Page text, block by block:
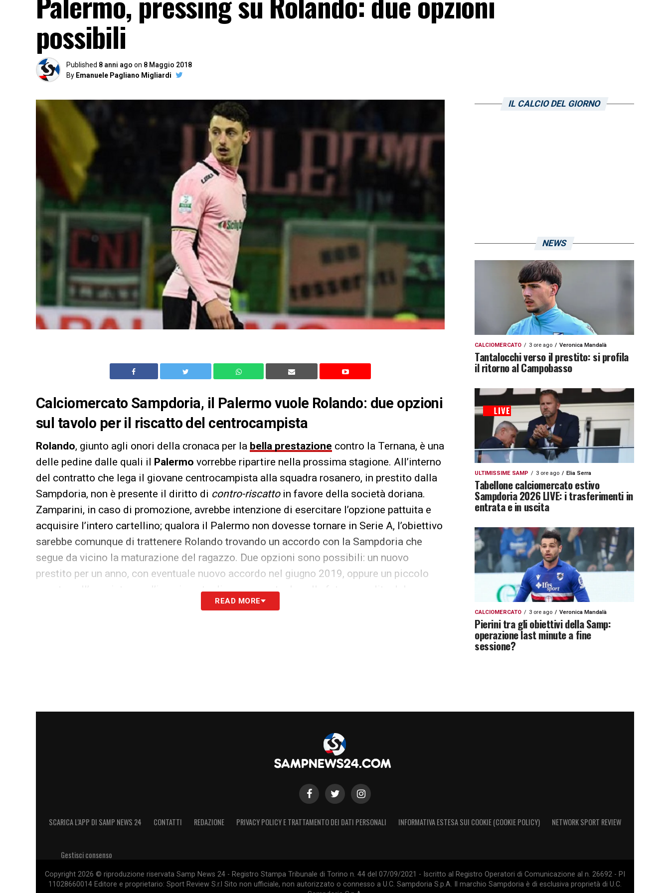
possibili
Published 8 anni ago on 8 Maggio 2018
By Emanuele Pagliano Migliardi
Calciomercato Sampdoria, il Palermo vuole Rolando: due opzioni
sul tavolo per il riscatto del centrocampista
Rolando, giunto agli onori della cronaca per la bella prestazione contro la Ternana, è una
delle pedine dalle quali il Palermo vorrebbe ripartire nella prossima stagione. All’interno
del contratto che lega il giovane centrocampista alla squadra rosanero, in prestito dalla
Sampdoria, non è presente il diritto di contro-riscattoin favore della società doriana.
Zamparini, in caso di promozione, avrebbe intenzione di esercitare l’opzione pattuita e
acquisire l’intero cartellino; qualora il Palermo non dovesse tornare in Serie A, l’obiettivo
sarebbe comunque di trattenere Rolando trovando un accordo con la Sampdoria che
segue da vicino la maturazione del ragazzo. Due opzioni sono possibili: un nuovo
prestito per un anno, con eventuale nuovo accordo nel giugno 2019, oppure un piccolo
sconto sull’acquisto con l’inserimento di una percentuale sulla futura vendita del
READ MORE
IL CALCIO DEL GIORNO
NEWS
CALCIOMERCATO 3 ore ago Veronica Mandalà
Tantalocchi verso il prestito: si profila
il ritorno al Campobasso
ULTIMISSIME SAMP 3 ore ago Elia Serra
Tabellone calciomercato estivo
Sampdoria 2026 LIVE: i trasferimenti in
entrata e in uscita
CALCIOMERCATO 3 ore ago Veronica Mandalà
Pierini tra gli obiettivi della Samp:
operazione last minute a fine
sessione?
SCARICA L’APP DI SAMP NEWS 24 CONTATTI REDAZIONE PRIVACY POLICY E TRATTAMENTO DEI DATI PERSONALI INFORMATIVA ESTESA SUI COOKIE (COOKIE POLICY) NETWORK SPORT REVIEW
Gestisci consenso
Copyright 2026 © riproduzione riservata Samp News 24 - Registro Stampa Tribunale di Torino n. 44 del 07/09/2021 - Iscritto al Registro Operatori di Comunicazione al n. 26692 - PI
11028660014 Editore e proprietario: Sport Review S.r.l Sito non ufficiale, non autorizzato o connesso a U.C. Sampdoria S.p.A. Il marchio Sampdoria è di esclusiva proprietà di U.C.